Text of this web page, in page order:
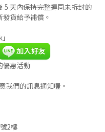
5 天內保持完整連同未拆封的
貨給予補償。
優惠活動
我們的訊息通知喔。
2樓